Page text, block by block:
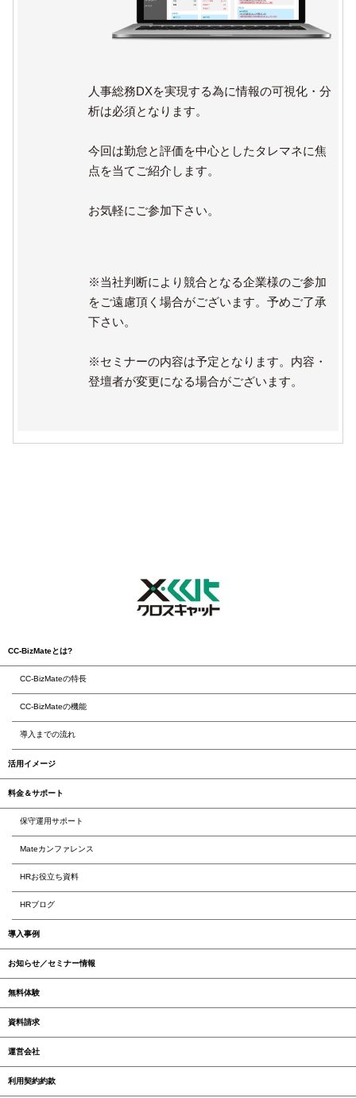
人事総務DXを実現する為に情報の可視化・分
析は必須となります。
今回は勤怠と評価を中心としたタレマネに焦
点を当てご紹介します。
お気軽にご参加下さい。
※当社判断により競合となる企業様のご参加
をご遠慮頂く場合がございます。予めご了承
下さい。
※セミナーの内容は予定となります。内容・
登壇者が変更になる場合がございます。
CC-BizMateとは?
CC-BizMateの特長
CC-BizMateの機能
導入までの流れ
活用イメージ
料金＆サポート
保守運用サポート
Mateカンファレンス
HRお役立ち資料
HRブログ
導入事例
お知らせ／セミナー情報
無料体験
資料請求
運営会社
利用契約約款